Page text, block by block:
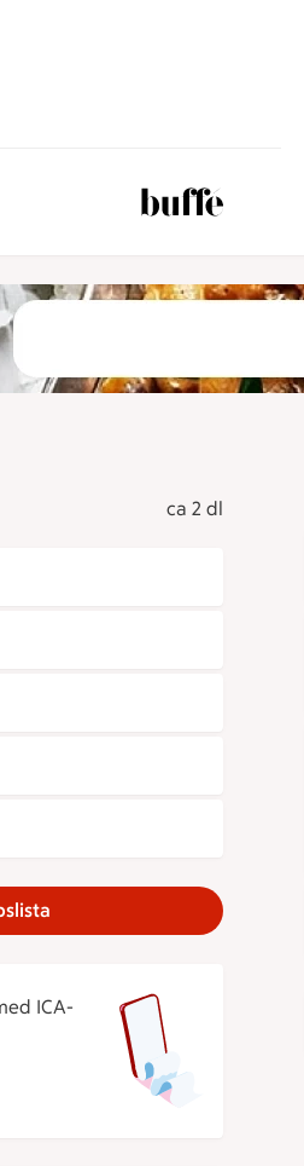
ca 2 dl
ICA-